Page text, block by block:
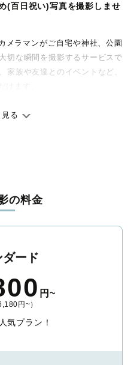
(百日祝い)写真を撮影しませ
メラマンがご自宅や神社、公園
切な瞬間を撮影するサービスで
家族や友達とのイベントなど、
十年経っても見返したくなるよ
が全国47都道府県に在籍してい
し、思い出に残る素敵な撮影体
おしゃれで洗練された仕上がり
ほしかった！」と思える一枚に
見る
の料金
ダード
円~
円~）
気プラン！